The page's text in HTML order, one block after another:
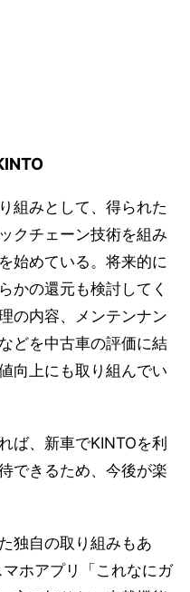
組みとして、得られた
クチェーン技術を組み
始めている。将来的に
かの還元も検討してく
の内容、メンテンナン
どを中古車の評価に結
向上にも取り組んでい
ば、新車でKINTOを利
できるため、今後が楽
独自の取り組みもあ
ホアプリ「これなにガ